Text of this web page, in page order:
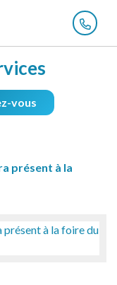
vous
présent à la